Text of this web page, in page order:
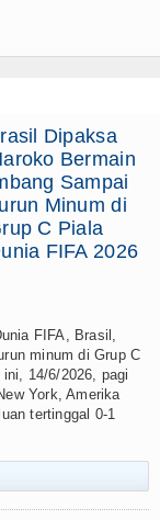
Dipaksa
Bermain
Sampai
Minum di
C Piala
FIFA 2026
FIFA, Brasil,
minum di Grup C
14/6/2026, pagi
York, Amerika
tertinggal 0-1